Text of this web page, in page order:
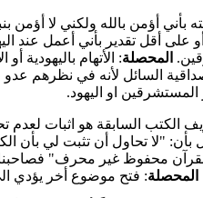
بأني أؤمن بالله ولكني لا
أو على أقل تقدير بأني أعمل عند
المحصلة: الأتهام
السائل لأنه في نظرهم عدو
او اليهود.
الكتب السابقة هو اثبات
بأن: "لا تحاول أن تثبت لي بأن
محفوظ غير محرف" فصاحبنا
المحصلة: فتح موضوع أخر يؤدي